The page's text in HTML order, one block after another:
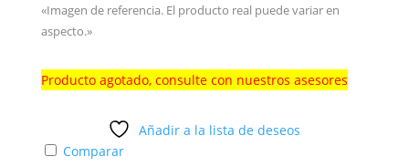
«Imagen de referencia. El producto real puede variar en
aspecto.»
Producto agotado, consulte con nuestros asesores
Añadir a la lista de deseos
Comparar